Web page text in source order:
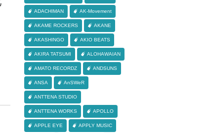
ADACHIMAN AK-Movement
AKAME ROCKERS AKANE
AKASHINGO AKIO BEATS
AKIRA TATSUMI ALOHAWAIAN
AMATO RECORDZ ANDSUNS
ANSA AnSWeR
ANTTENA STUDIO
ANTTENA WORKS APOLLO
APPLE EYE APPLY MUSIC